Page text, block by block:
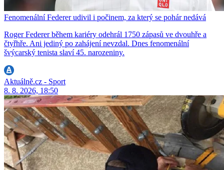
Fenomenální Federer udivil i počinem, za který se pohár nedává
Roger Federer během kariéry odehrál 1750 zápasů ve dvouhře a
čtyřhře. Ani jediný po zahájení nevzdal. Dnes fenomenální
švýcarský tenista slaví 45. narozeniny.
Aktuálně.cz - Sport
8. 8. 2026, 18:50